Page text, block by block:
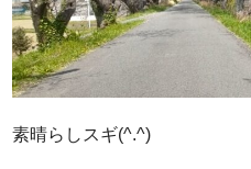
素晴らしスギ(^.^)